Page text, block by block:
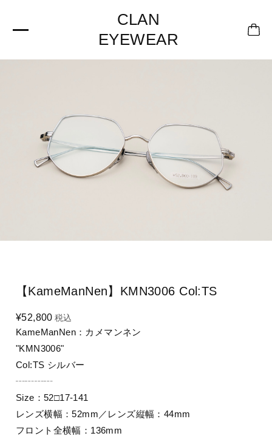
CLAN
EYEWEAR
【KameManNen】KMN3006 Col:TS
¥52,800 税込
KameManNen：カメマンネン
"KMN3006"
Col:TS シルバー
┄┄┄┄
Size：52□17-141
レンズ横幅：52mm／レンズ縦幅：44mm
フロント全横幅：136mm